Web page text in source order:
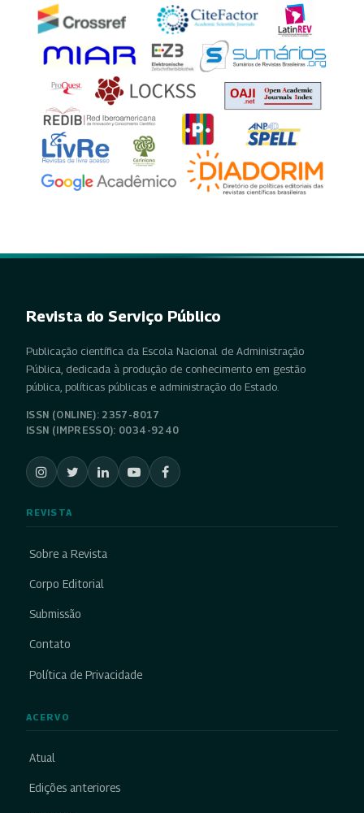
Revista do Serviço Público
Publicação científica da Escola Nacional de Administração
Pública, dedicada à produção de conhecimento em gestão
pública, políticas públicas e administração do Estado.
ISSN (ONLINE): 2357-8017
ISSN (IMPRESSO): 0034-9240
REVISTA
Sobre a Revista
Corpo Editorial
Submissão
Contato
Política de Privacidade
ACERVO
Atual
Edições anteriores